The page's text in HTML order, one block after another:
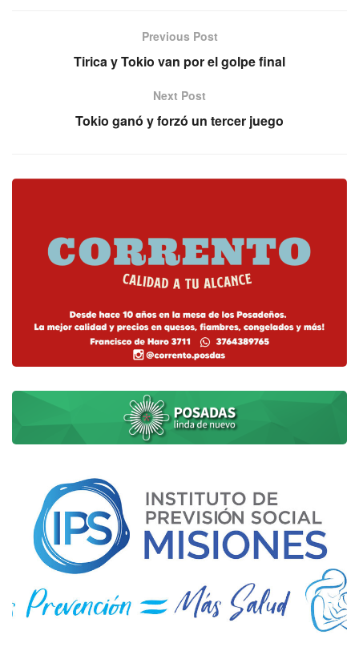
Previous Post
Tirica y Tokio van por el golpe final
Next Post
Tokio ganó y forzó un tercer juego